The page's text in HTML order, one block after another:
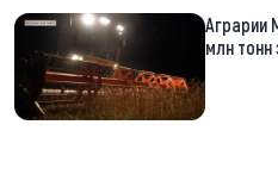
Аграрии
млн тонн